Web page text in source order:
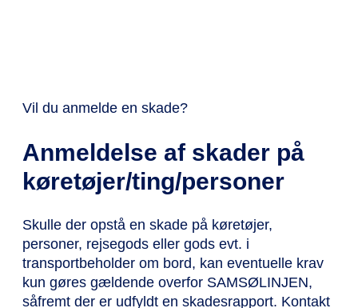
Vil du anmelde en skade?
Anmeldelse af skader på
køretøjer/ting/personer
Skulle der opstå en skade på køretøjer,
personer, rejsegods eller gods evt. i
transportbeholder om bord, kan eventuelle krav
kun gøres gældende overfor SAMSØLINJEN,
såfremt der er udfyldt en skadesrapport. Kontakt